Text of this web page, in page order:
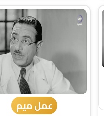
عمل ميم